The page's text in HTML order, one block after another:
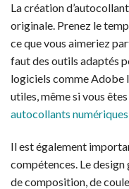
La création
originale. Prenez le
ce que vous aimeriez
faut des outils adaptés
logiciels comme Adobe
utiles, même si vous
autocollants
Il est également
compétences. Le
de composition, de